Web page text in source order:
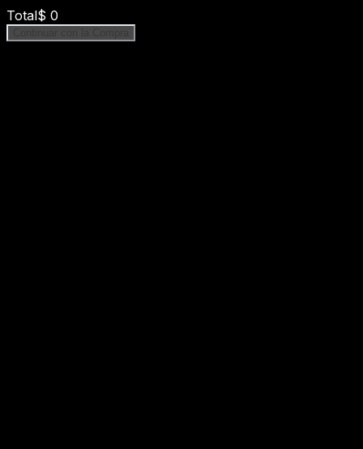
Total$ 0